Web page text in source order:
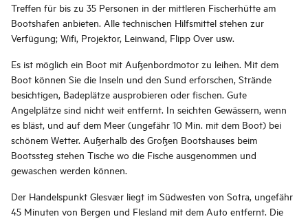
Treffen für bis zu 35 Personen in der mittleren Fischerhütte am
Bootshafen anbieten. Alle technischen Hilfsmittel stehen zur
Verfügung; Wifi, Projektor, Leinwand, Flipp Over usw.
Es ist möglich ein Boot mit Außenbordmotor zu leihen. Mit dem
Boot können Sie die Inseln und den Sund erforschen, Strände
besichtigen, Badeplätze ausprobieren oder fischen. Gute
Angelplätze sind nicht weit entfernt. In seichten Gewässern, wenn
es bläst, und auf dem Meer (ungefähr 10 Min. mit dem Boot) bei
schönem Wetter. Außerhalb des Großen Bootshauses beim
Bootssteg stehen Tische wo die Fische ausgenommen und
gewaschen werden können.
Der Handelspunkt Glesvær liegt im Südwesten von Sotra, ungefähr
45 Minuten von Bergen und Flesland mit dem Auto entfernt. Die